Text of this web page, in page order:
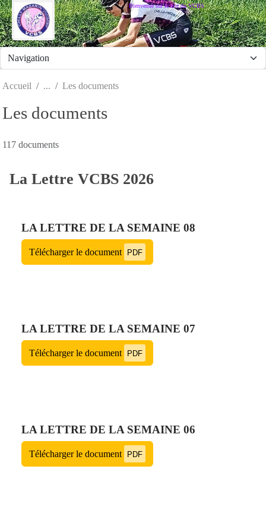
Bienvenue sur le site du VCBS
Accueil Les documents
Les documents
117 documents
La Lettre VCBS 2026
LA LETTRE DE LA SEMAINE 08
Télécharger le document PDF
LA LETTRE DE LA SEMAINE 07
Télécharger le document PDF
LA LETTRE DE LA SEMAINE 06
Télécharger le document PDF
Panneau de gestion des cookies